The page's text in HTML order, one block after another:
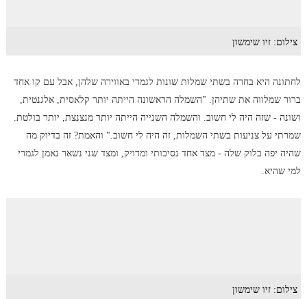
צילום: זיו שימשון
לחתונה היא בחרה בשתי שמלות שונות לגמרי באווירה שלהן, אבל עם קו אחד
ברור שמלווה את שתיהן. "השמלה הראשונה הייתה יותר קלאסית, אלגנטית,
ושונה - שזה היה לי חשוב. והשמלה השנייה הייתה יותר מנצנצת, יותר בולטת.
שמרתי על צניעות בשתי השמלות, זה היה לי חשוב." והאמת? זה בדיוק מה
שהיה יפה בלוק שלה - מצד אחד נסיכותי ומדויק, ומצד שני נשאר נאמן לגמרי
למי שהיא.
צילום: זיו שימשון